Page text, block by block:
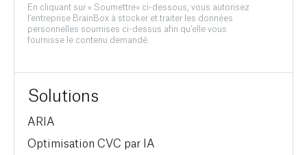
En cliquant sur « Soumettre» ci-dessous, vous autorisez
l’entreprise BrainBox à stocker et traiter les données
personnelles soumises ci-dessus afin qu’elle vous
fournisse le contenu demandé.
Solutions
ARIA
Optimisation CVC par IA